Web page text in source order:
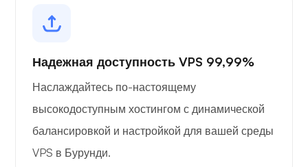
Надежная доступность VPS 99,99%
Наслаждайтесь по-настоящему
высокодоступным хостингом с динамической
балансировкой и настройкой для вашей среды
VPS в Бурунди.